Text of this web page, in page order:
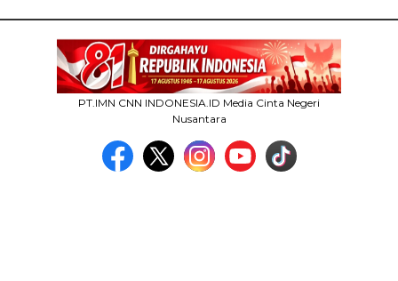
PT.IMN CNN INDONESIA.ID Media Cinta Negeri
Nusantara